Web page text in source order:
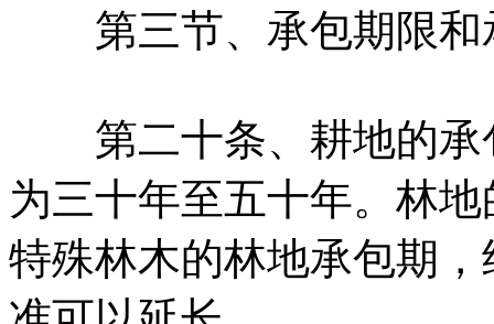
第三节、承包期限和
第二十条、耕地的承
为三十年至五十年。林
特殊林木的林地承包期